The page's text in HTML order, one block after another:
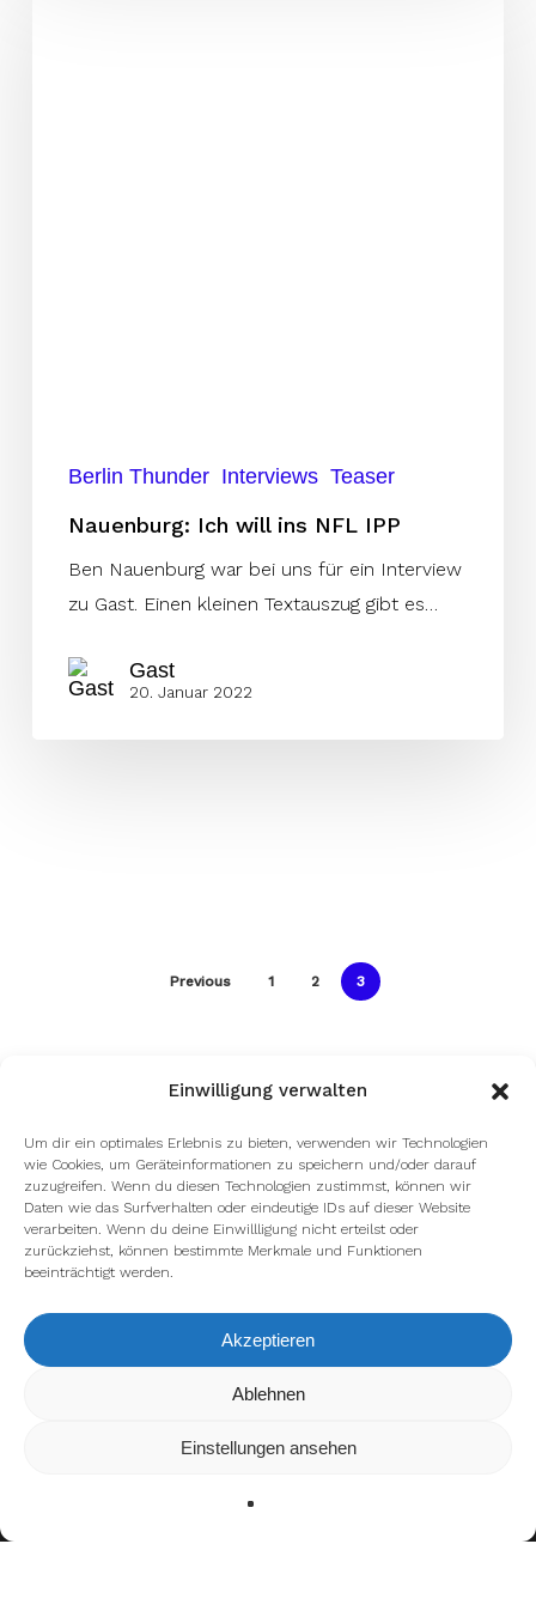
Einwilligung verwalten
Um dir ein optimales Erlebnis zu bieten, verwenden wir Technologien
wie Cookies, um Geräteinformationen zu speichern und/oder darauf
zuzugreifen. Wenn du diesen Technologien zustimmst, können wir
Daten wie das Surfverhalten oder eindeutige IDs auf dieser Website
verarbeiten. Wenn du deine Einwillligung nicht erteilst oder
zurückziehst, können bestimmte Merkmale und Funktionen
beeinträchtigt werden.
Akzeptieren
Ablehnen
Einstellungen ansehen
Berlin Thunder Interviews Teaser
Nauenburg: Ich will ins NFL IPP
Ben Nauenburg war bei uns für ein Interview
zu Gast. Einen kleinen Textauszug gibt es…
Gast
20. Januar 2022
Previous 1 2 3
Wir verwenden Cookies, um dir die bestmögliche Erfahrung auf
kannst du erfahren, welche Cookies wir
verwenden oder sie ausschalten.